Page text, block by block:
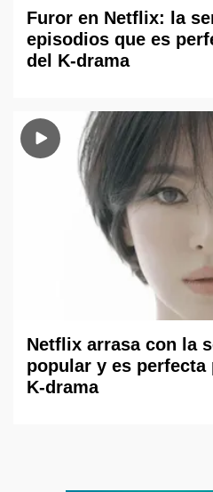
Furor en Netflix: la
episodios que es
del K-drama
Netflix arrasa con la
popular y es perfecta
K-drama